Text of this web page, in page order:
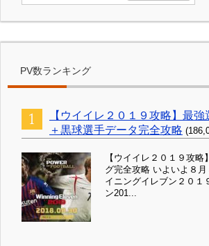
PV数ランキング
【ウイイレ２０１９攻略】最
＋黒球選手データ完全攻略
【ウイイレ２０１９攻
グ完全攻略 いよいよ８
イニングイレブン２０１
ン201...